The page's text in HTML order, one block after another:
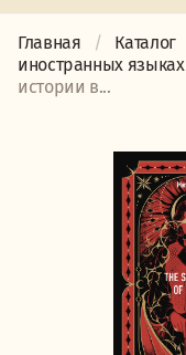
Главная Каталог
иностранных языках
истории в...